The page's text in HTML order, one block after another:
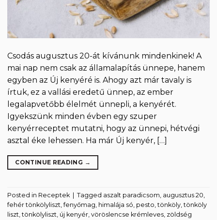
Csodás augusztus 20-át kívánunk mindenkinek! A
mai nap nem csak az államalapítás ünnepe, hanem
egyben az Új kenyéré is. Ahogy azt már tavaly is
írtuk, ez a vallási eredetű ünnep, az ember
legalapvetőbb élelmét ünnepli, a kenyérét.
Igyekszünk minden évben egy szuper
kenyérreceptet mutatni, hogy az ünnepi, hétvégi
asztal éke lehessen. Ha már Új kenyér, […]
CONTINUE READING →
Posted in Receptek Tagged aszalt paradicsom, augusztus 20,
fehér tönkölyliszt,fenyőmag, himalája só, pesto,tönköly,tönköly
liszt,tönkölyliszt, új kenyér, vöröslencse krémleves, zöldség